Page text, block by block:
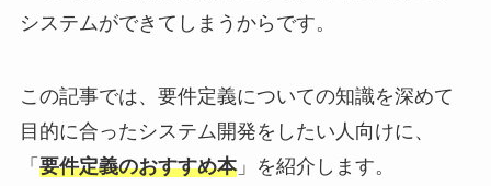
システムができてしまうからです。
この記事では、要件定義についての知識を深めて
目的に合ったシステム開発をしたい人向けに、
「 要件定義のおすすめ本」を紹介します。